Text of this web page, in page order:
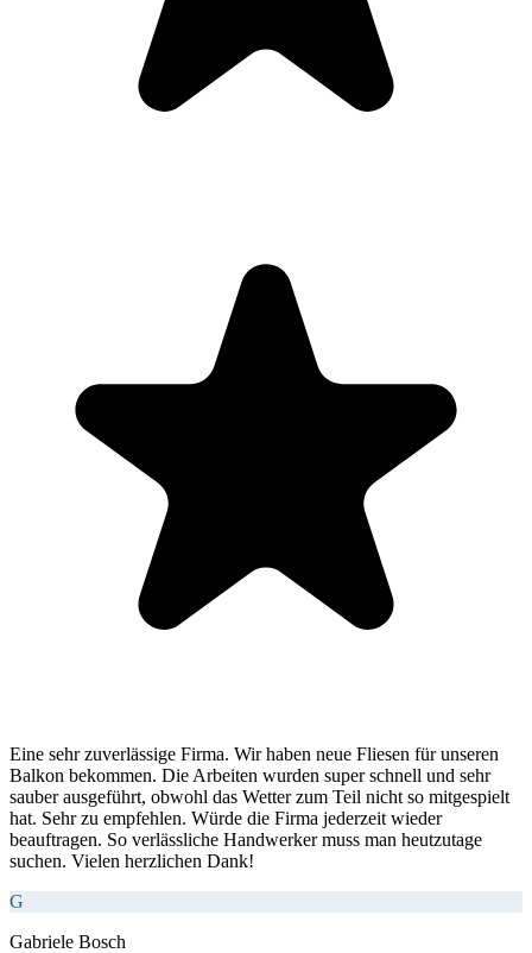
Eine sehr zuverlässige Firma. Wir haben neue Fliesen für unseren
Balkon bekommen. Die Arbeiten wurden super schnell und sehr
sauber ausgeführt, obwohl das Wetter zum Teil nicht so mitgespielt
hat. Sehr zu empfehlen. Würde die Firma jederzeit wieder
beauftragen. So verlässliche Handwerker muss man heutzutage
suchen. Vielen herzlichen Dank!
G
Gabriele Bosch